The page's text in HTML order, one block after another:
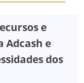
e
Adcash e
dos